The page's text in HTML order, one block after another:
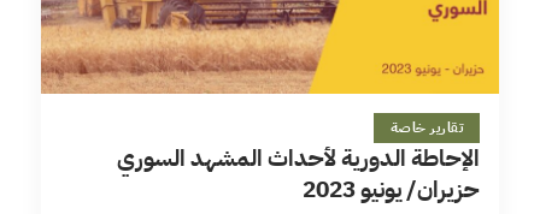
9 دقائق
تقارير خاصة
الإحاطة الدورية لأحداث المشهد السوري
حزيران/ يونيو 2023